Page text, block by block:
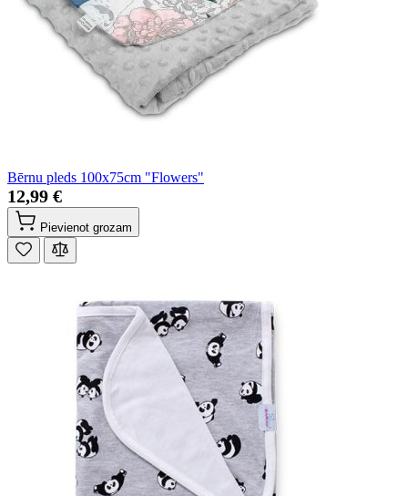
Bērnu pleds 100x75cm "Flowers"
12,99 €
Pievienot grozam